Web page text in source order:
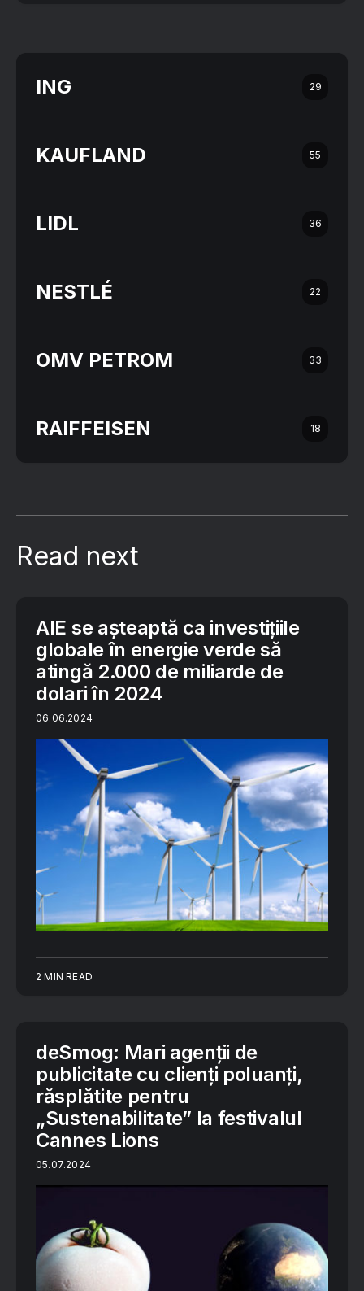
ING 29
KAUFLAND 55
LIDL 36
NESTLÉ 22
OMV PETROM 33
RAIFFEISEN 18
Read next
AIE se așteaptă ca investițiile
globale în energie verde să
atingă 2.000 de miliarde de
dolari în 2024
06.06.2024
2 MIN READ
deSmog: Mari agenții de
publicitate cu clienți poluanți,
răsplătite pentru
„Sustenabilitate” la festivalul
Cannes Lions
05.07.2024